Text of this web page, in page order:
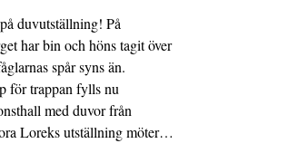
duvutställning! På
har bin och höns tagit över
spår syns än.
för trappan fylls nu
med duvor från
Loreks utställning möter…